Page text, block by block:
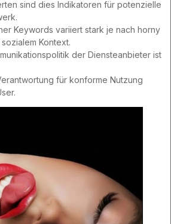
sind dies Indikatoren für potenzielle
Keywords variiert stark je nach horny
Kontext.
der Diensteanbieter ist
für konforme Nutzung